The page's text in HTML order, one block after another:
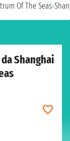
Of The Seas›
Shanghai